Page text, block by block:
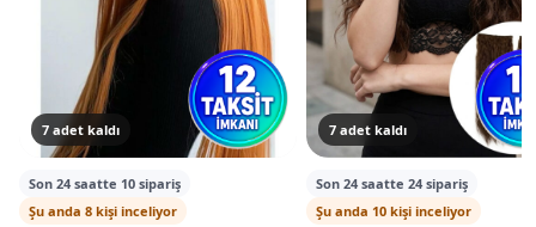
7 adet kaldı
Son 24 saatte 10 sipariş
Şu anda 8 kişi inceliyor
7 adet kaldı
Son 24 saatte 24 sipariş
Şu anda 10 kişi inceliyor